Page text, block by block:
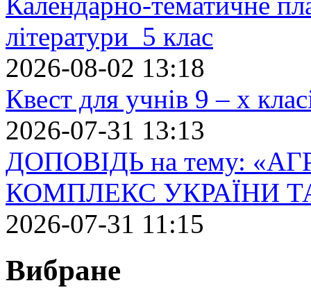
літератури 5 клас
2026-08-02 13:18
Квест для учнів 9 – х
2026-07-31 13:13
ДОПОВІДЬ на тему:
КОМПЛЕКС УКРАЇНИ
2026-07-31 11:15
Вибране